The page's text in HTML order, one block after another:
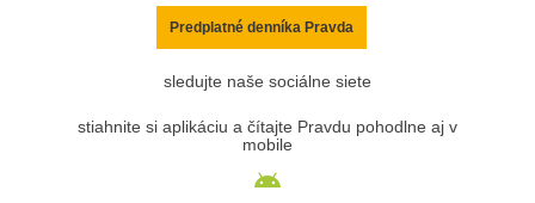
Predplatné denníka Pravda
sledujte naše sociálne siete
stiahnite si aplikáciu a čítajte Pravdu pohodlne aj v
mobile